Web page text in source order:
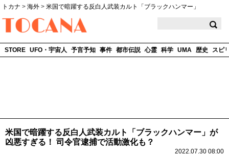
トカナ > 海外 > 米国で暗躍する反白人武装カルト「ブラックハンマー」
STORE UFO・宇宙人 予言予知 事件 都市伝説 心霊 科学 UMA 歴史 スピ
米国で暗躍する反白人武装カルト「ブラックハンマー」が
凶悪すぎる！ 司令官逮捕で活動激化も？
2022.07.30 08:00